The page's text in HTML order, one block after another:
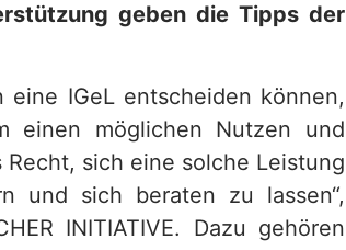
geben die Tipps der
IGeL entscheiden können,
einen möglichen Nutzen und
sich eine solche Leistung
und sich beraten zu lassen“,
INITIATIVE. Dazu gehören